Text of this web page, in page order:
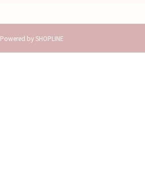
Powered by SHOPLINE